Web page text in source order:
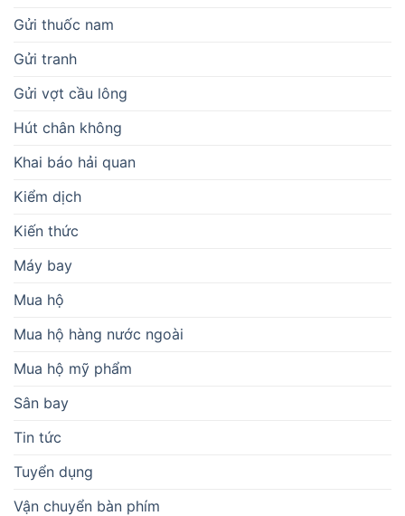
Gửi thuốc nam
Gửi tranh
Gửi vợt cầu lông
Hút chân không
Khai báo hải quan
Kiểm dịch
Kiến thức
Máy bay
Mua hộ
Mua hộ hàng nước ngoài
Mua hộ mỹ phẩm
Sân bay
Tin tức
Tuyển dụng
Vận chuyển bàn phím